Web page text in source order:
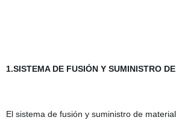
1.SISTEMA DE FUSIÓN Y SUMINISTRO
El sistema de fusión y suministro de